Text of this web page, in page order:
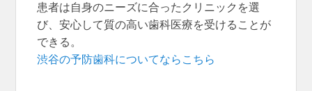
患者は自身のニーズに合ったクリニックを選
び、安心して質の高い歯科医療を受けることが
できる。
渋谷の予防歯科についてならこちら